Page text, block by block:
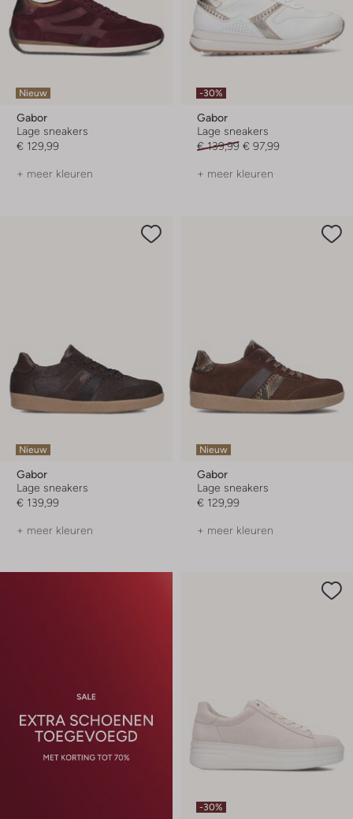
Nieuw
Gabor
Lage sneakers
€ 129,99
+ meer kleuren
-30%
Gabor
Lage sneakers
€ 139,99 € 97,99
+ meer kleuren
Nieuw
Gabor
Lage sneakers
€ 139,99
+ meer kleuren
Nieuw
Gabor
Lage sneakers
€ 129,99
+ meer kleuren
-30%